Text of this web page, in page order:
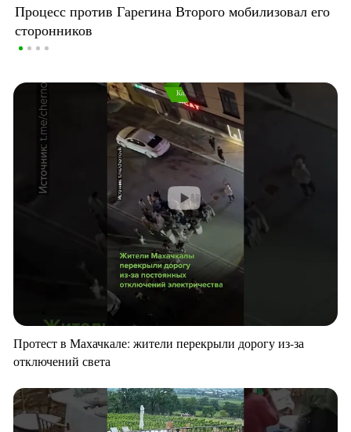
Процесс против Гарегина Второго мобилизовал его
сторонников
Протест в Махачкале: жители перекрыли дорогу из-за
отключений света